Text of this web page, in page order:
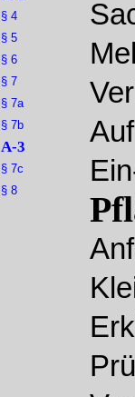
§ 4
§ 5
§ 6
§ 7
§ 7a
§ 7b
A-3
§ 7c
§ 8